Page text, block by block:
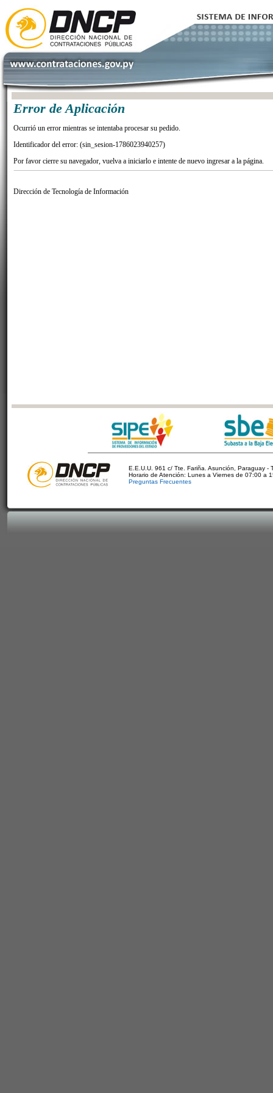
Error de Aplicación
Ocurrió un error mientras se intentaba procesar su pedido.
Identificador del error: (sin_sesion-1786023940257)
Por favor cierre su navegador, vuelva a iniciarlo e intente de nuevo ingresar a la página.
Dirección de Tecnología de Información
E.E.U.U. 961 c/ Tte. Fariña. Asunción, Paraguay -
Horario de Atención: Lunes a Viernes de 07:00 a
Preguntas Frecuentes